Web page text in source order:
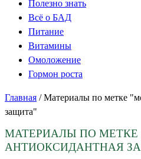
Полезно знать
Всё о БАД
Питание
Витамины
Омоложение
Гормон роста
Главная / Материалы по метке
защита"
МАТЕРИАЛЫ ПО МЕТКЕ
АНТИОКСИДАНТНАЯ